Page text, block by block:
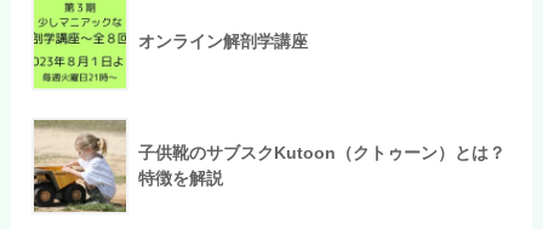
オンライン解剖学講座
子供靴のサブスクKutoon（クトゥーン）とは？
特徴を解説